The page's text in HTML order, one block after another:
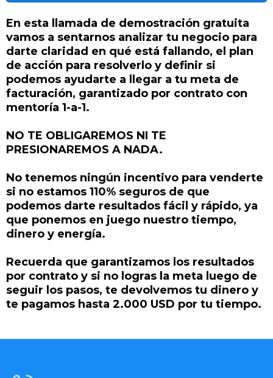
En esta llamada de demostración gratuita
vamos a sentarnos analizar tu negocio para
darte claridad en qué está fallando, el plan
de acción para resolverlo y definir si
podemos ayudarte a llegar a tu meta de
facturación, garantizado por contrato con
mentoría 1-a-1.
NO TE OBLIGAREMOS NI TE
PRESIONAREMOS A NADA.
No tenemos ningún incentivo para venderte
si no estamos 110% seguros de que
podemos darte resultados fácil y rápido, ya
que ponemos en juego nuestro tiempo,
dinero y energía.
Recuerda que garantizamos los resultados
por contrato y si no logras la meta luego de
seguir los pasos, te devolvemos tu dinero y
te pagamos hasta 2.000 USD por tu tiempo.